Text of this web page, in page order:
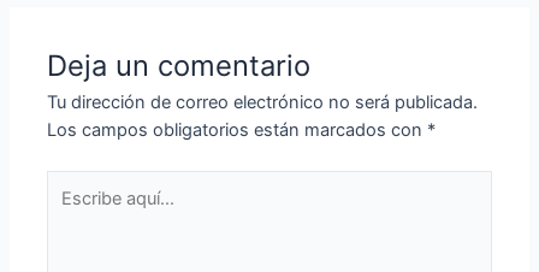
Deja un comentario
Tu dirección de correo electrónico no será publicada.
Los campos obligatorios están marcados con *
aquí...